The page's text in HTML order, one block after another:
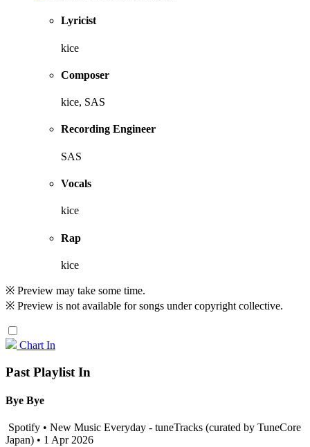
Lyricist
kice
Composer
kice, SAS
Recording Engineer
SAS
Vocals
kice
Rap
kice
※ Preview may take some time.
※ Preview is not available for songs under copyright collective.
Chart In
Past Playlist In
Bye Bye
Spotify • New Music Everyday - tuneTracks (curated by TuneCore
Japan) • 1 Apr 2026